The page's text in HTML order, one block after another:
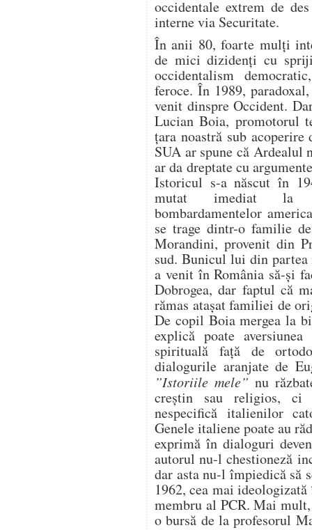
occidentale extrem de
interne via Securitate.
În anii 80, foarte mulți
de mici dizidenți cu
occidentalism
feroce. În 1989,
venit dinspre Occident.
Lucian Boia, promotorul
țara noastră sub acoperire
SUA ar spune că Ardealul
ar da dreptate cu
Istoricul s-a născut în
mutat imediat la
bombardamentelor
se trage dintr-o familie
Morandini, provenit din
sud. Bunicul lui din
a venit în România să-şi
Dobrogea, dar faptul că
rămas ataşat familiei de
De copil Boia mergea la
explică poate
spirituală faţă de
dialogurile aranjate de
”Istoriile mele” nu
creştin sau religios, ci
nespecifică italienilor
Genele italiene poate au
exprimă în dialoguri
autorul nu-l chestioneză
dar asta nu-l împiedică să
1962, cea mai
membru al PCR. Mai
o bursă de la profesorul